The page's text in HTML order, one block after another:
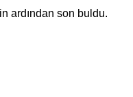
ardından son buldu.